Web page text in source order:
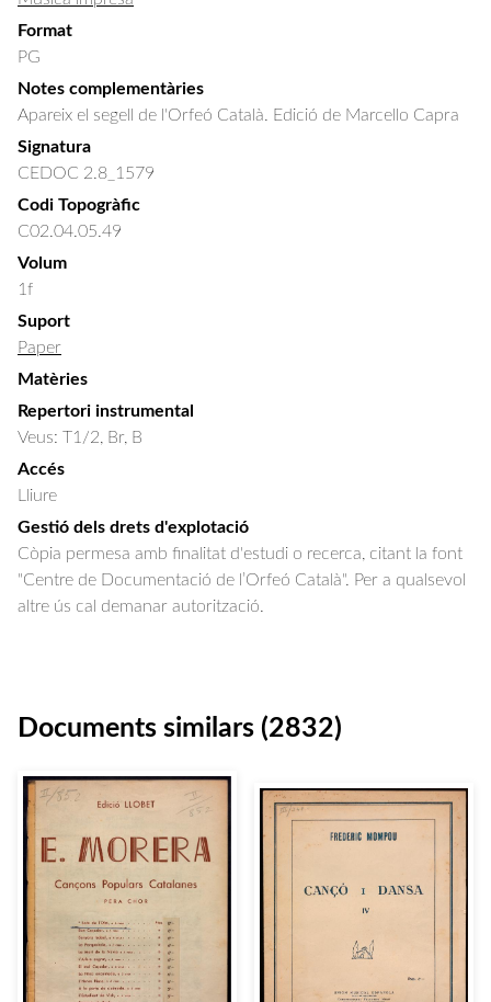
Format
PG
Notes complementàries
Apareix el segell de l'Orfeó Català. Edició de Marcello Capra
Signatura
CEDOC 2.8_1579
Codi Topogràfic
C02.04.05.49
Volum
1f
Suport
Paper
Matèries
Repertori instrumental
Veus: T1/2, Br, B
Accés
Lliure
Gestió dels drets d'explotació
Còpia permesa amb finalitat d'estudi o recerca, citant la font
"Centre de Documentació de l’Orfeó Català". Per a qualsevol
altre ús cal demanar autorització.
Documents similars (2832)